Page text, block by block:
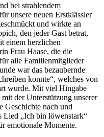
bei strahlendem
unsere neuen Erstklässler
und wirkte an
den jeder Gast betrat,
einem herzlichen
Frau Haase, die die
alle Familienmitglieder
war das bezaubernde
konnte“, welches von
wurde. Mit viel Hingabe
der Unterstützung unserer
Geschichte nach und
Lied „Ich bin löwenstark“
emotionale Momente.